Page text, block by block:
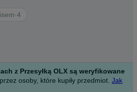
·4
z Przesyłką OLX są weryfikowane
osoby, które kupiły przedmiot. Jak